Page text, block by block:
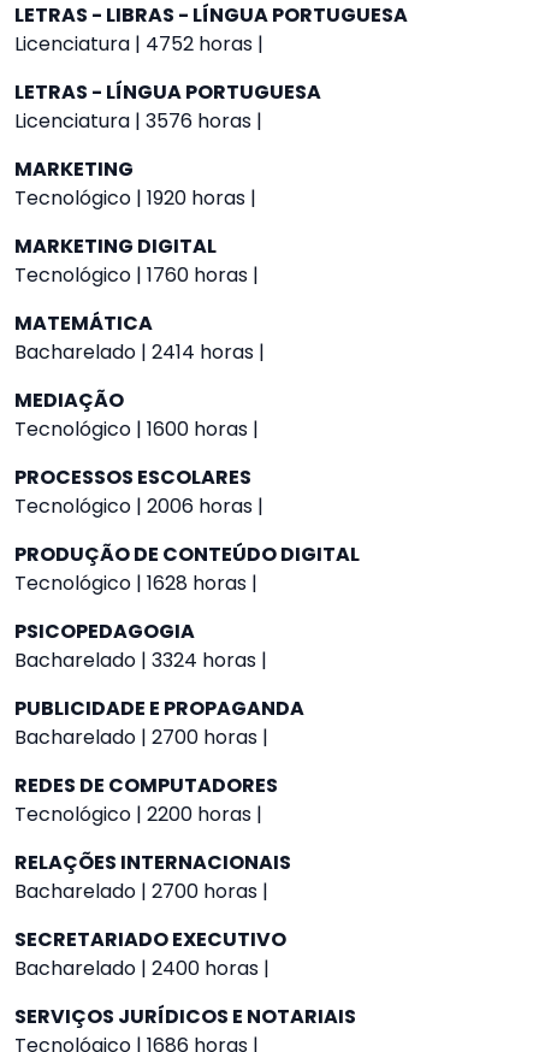
LETRAS - LIBRAS - LÍNGUA PORTUGUESA
Licenciatura | 4752 horas |
LETRAS - LÍNGUA PORTUGUESA
Licenciatura | 3576 horas |
MARKETING
Tecnológico | 1920 horas |
MARKETING DIGITAL
Tecnológico | 1760 horas |
MATEMÁTICA
Bacharelado | 2414 horas |
MEDIAÇÃO
Tecnológico | 1600 horas |
PROCESSOS ESCOLARES
Tecnológico | 2006 horas |
PRODUÇÃO DE CONTEÚDO DIGITAL
Tecnológico | 1628 horas |
PSICOPEDAGOGIA
Bacharelado | 3324 horas |
PUBLICIDADE E PROPAGANDA
Bacharelado | 2700 horas |
REDES DE COMPUTADORES
Tecnológico | 2200 horas |
RELAÇÕES INTERNACIONAIS
Bacharelado | 2700 horas |
SECRETARIADO EXECUTIVO
Bacharelado | 2400 horas |
SERVIÇOS JURÍDICOS E NOTARIAIS
Tecnológico | 1686 horas |